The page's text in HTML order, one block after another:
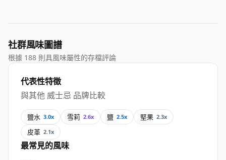
社群風味圖譜
根據 188 則具風味屬性的存檔評論
代表性特徵
與其他 威士忌 品牌比較
鹽水 3.0x 雪莉 2.6x 鹽 2.5x 堅果 2.3x
皮革 2.1x
最常見的風味